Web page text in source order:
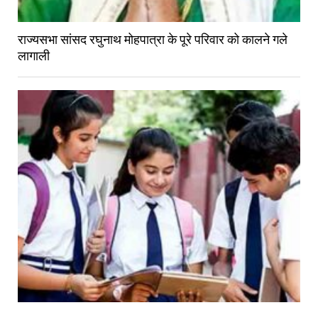
राज्यसभा सांसद रघुनाथ मोहपात्रा के पूरे परिवार को कालने गले
लागाली